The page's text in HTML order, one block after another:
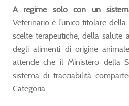
A regime solo con un
Veterinario è l’unico titolare
scelte terapeutiche, della salute
degli alimenti di origine
attende che il Ministero della
sistema di tracciabilità
Categoria.